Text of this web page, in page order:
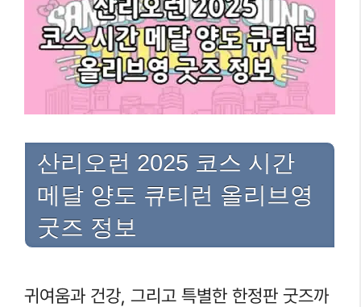
산리오런 2025 코스 시간
메달 양도 큐티런 올리브영
굿즈 정보
귀여움과 건강, 그리고 특별한 한정판 굿즈까